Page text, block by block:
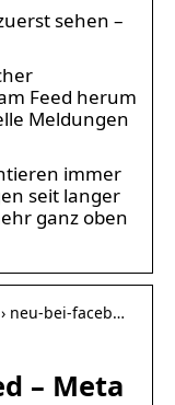
sehen –
Feed herum
Meldungen
immer
seit langer
ganz oben
neu-bei-faceb…
– Meta